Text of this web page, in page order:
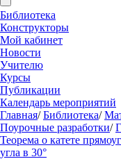
Библиотека
Конструкторы
Мой кабинет
Новости
Учителю
Курсы
Публикации
Календарь мероприятий
Главная/ Библиотека/
Поурочные разработки/
Теорема о катете
угла в 30°